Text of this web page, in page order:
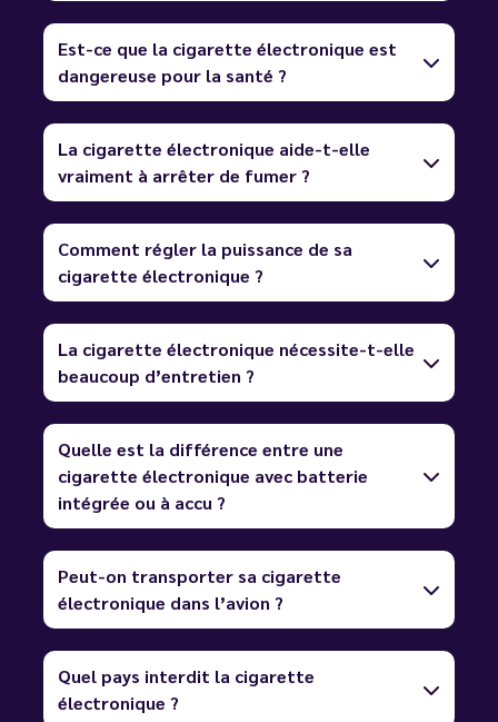
Est-ce que la cigarette électronique est
dangereuse pour la santé ?
La cigarette électronique aide-t-elle
vraiment à arrêter de fumer ?
Comment régler la puissance de sa
cigarette électronique ?
La cigarette électronique nécessite-t-elle
beaucoup d’entretien ?
Quelle est la différence entre une
cigarette électronique avec batterie
intégrée ou à accu ?
Peut-on transporter sa cigarette
électronique dans l’avion ?
Quel pays interdit la cigarette
électronique ?